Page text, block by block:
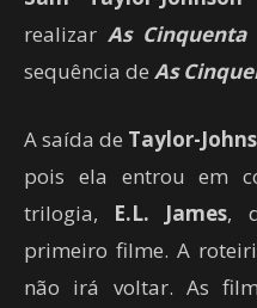
realizar As Cinquenta
sequência de As
A saída de Taylor-
pois ela entrou em
trilogia, E.L. James,
primeiro filme. A
não irá voltar. As